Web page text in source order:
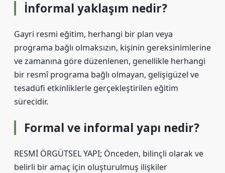
İnformal yaklaşım nedir?
Gayri resmi eğitim, herhangi bir plan veya
programa bağlı olmaksızın, kişinin gereksinimlerine
ve zamanına göre düzenlenen, genellikle herhangi
bir resmî programa bağlı olmayan, gelişigüzel ve
tesadüfi etkinliklerle gerçekleştirilen eğitim
sürecidir.
Formal ve informal yapı nedir?
RESMİ ÖRGÜTSEL YAPI; Önceden, bilinçli olarak ve
belirli bir amaç için oluşturulmuş ilişkiler